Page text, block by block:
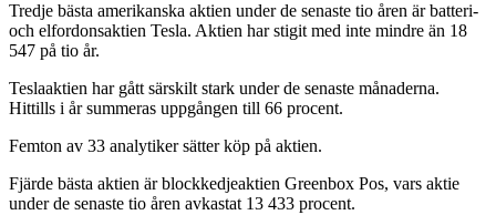
Tredje bästa amerikanska aktien under de senaste tio åren är batteri-
och elfordonsaktien Tesla. Aktien har stigit med inte mindre än 18
547 på tio år.
Teslaaktien har gått särskilt stark under de senaste månaderna.
Hittills i år summeras uppgången till 66 procent.
Femton av 33 analytiker sätter köp på aktien.
Fjärde bästa aktien är blockkedjeaktien Greenbox Pos, vars aktie
under de senaste tio åren avkastat 13 433 procent.